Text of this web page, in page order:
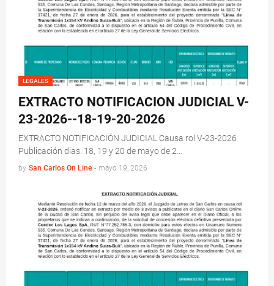
LEGALES
EXTRACTO NOTIFICACION JUDICIAL V-
23-2026--18-19-20-2026
EXTRACTO NOTIFICACIÓN JUDICIAL Causa rol V-23-2026
Publicación dias: 18, 19 y 20 de mayo de 2…
by San Carlos On Line - mayo 19, 2026